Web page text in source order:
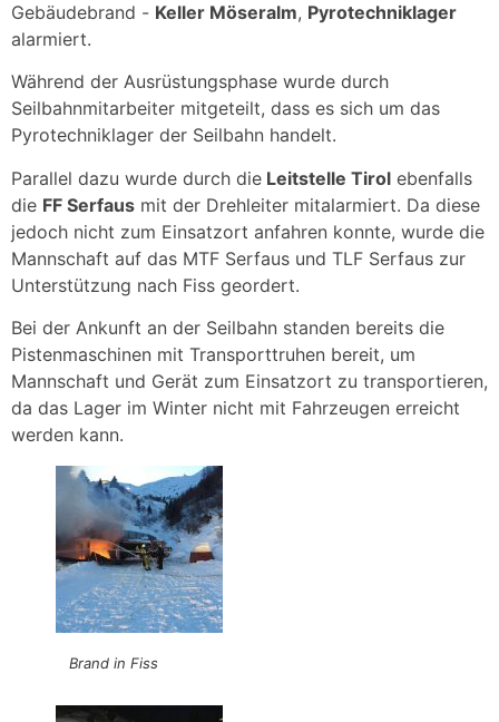
Gebäudebrand - Keller Möseralm, Pyrotechniklager
alarmiert.
Während der Ausrüstungsphase wurde durch
Seilbahnmitarbeiter mitgeteilt, dass es sich um das
Pyrotechniklager der Seilbahn handelt.
Parallel dazu wurde durch die Leitstelle Tirol ebenfalls
die FF Serfaus mit der Drehleiter mitalarmiert. Da diese
jedoch nicht zum Einsatzort anfahren konnte, wurde die
Mannschaft auf das MTF Serfaus und TLF Serfaus zur
Unterstützung nach Fiss geordert.
Bei der Ankunft an der Seilbahn standen bereits die
Pistenmaschinen mit Transporttruhen bereit, um
Mannschaft und Gerät zum Einsatzort zu transportieren,
da das Lager im Winter nicht mit Fahrzeugen erreicht
werden kann.
Brand in Fiss